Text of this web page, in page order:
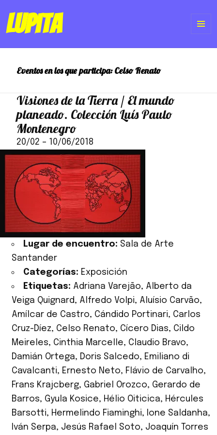
Lupita
Eventos en los que participa:Celso Renato
Visiones de la Tierra / El mundo
planeado. Colección Luís Paulo
Montenegro
20/02 – 10/06/2018
Lugar de encuentro: Sala de Arte
Santander
Categorías: Exposición
Etiquetas: Adriana Varejão, Alberto da
Veiga Quignard, Alfredo Volpi, Aluísio Carvão,
Amílcar de Castro, Cándido Portinari, Carlos
Cruz-Díez, Celso Renato, Cícero Dias, Cildo
Meireles, Cinthia Marcelle, Claudio Bravo,
Damián Ortega, Doris Salcedo, Emiliano di
Cavalcanti, Ernesto Neto, Flávio de Carvalho,
Frans Krajcberg, Gabriel Orozco, Gerardo de
Barros, Gyula Kosice, Hélio Oiticica, Hércules
Barsotti, Hermelindo Fiaminghi, Ione Saldanha,
Iván Serpa, Jesús Rafael Soto, Joaquín Torres